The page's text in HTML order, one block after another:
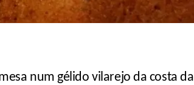
num gélido vilarejo da costa da